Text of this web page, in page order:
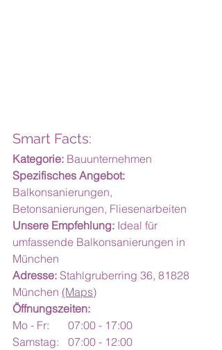
Smart Facts:
Kategorie: Bauunternehmen
Spezifisches Angebot:
Balkonsanierungen,
Betonsanierungen, Fliesenarbeiten
Unsere Empfehlung: Ideal für
umfassende Balkonsanierungen in
München
Adresse: Stahlgruberring 36, 81828
München (Maps)
Öffnungszeiten:
Mo - Fr:	07:00 - 17:00
Samstag:	07:00 - 12:00